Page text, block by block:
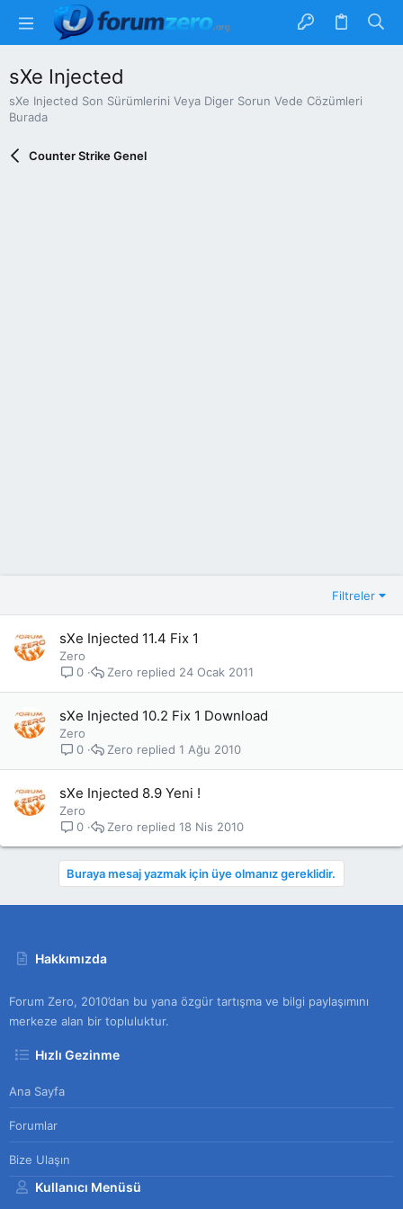
sXe Injected
sXe Injected Son Sürümlerini Veya Diger Sorun Vede Cözümleri
Burada
Counter Strike Genel
Filtreler
sXe Injected 11.4 Fix 1
Zero
0
24 Ocak 2011
Zero
sXe Injected 10.2 Fix 1 Download
Zero
0
1 Ağu 2010
Zero
sXe Injected 8.9 Yeni !
Zero
0
18 Nis 2010
Zero
Buraya mesaj yazmak için üye olmanız gereklidir.
Hakkımızda
Forum Zero, 2010’dan bu yana özgür tartışma ve bilgi paylaşımını
merkeze alan bir topluluktur.
Hızlı Gezinme
Ana Sayfa
Forumlar
Bize Ulaşın
Kullanıcı Menüsü